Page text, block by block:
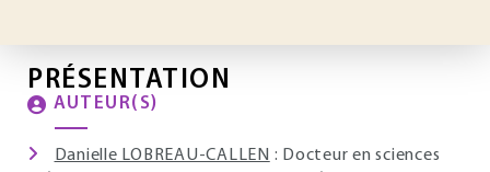
PRÉSENTATION
AUTEUR(S)
Danielle LOBREAU-CALLEN : Docteur en sciences